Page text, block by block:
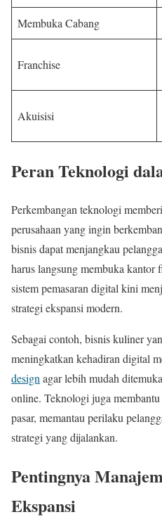
Membuka Cabang
Franchise
Akuisisi
Peran Teknologi
Perkembangan teknologi
perusahaan yang ingin
bisnis dapat menjangkau
harus langsung membuka kantor
sistem pemasaran digital kini
strategi ekspansi modern.
Sebagai contoh, bisnis kuliner
meningkatkan kehadiran digital
design agar lebih mudah
online. Teknologi juga
pasar, memantau perilaku
strategi yang dijalankan.
Pentingnya
Ekspansi